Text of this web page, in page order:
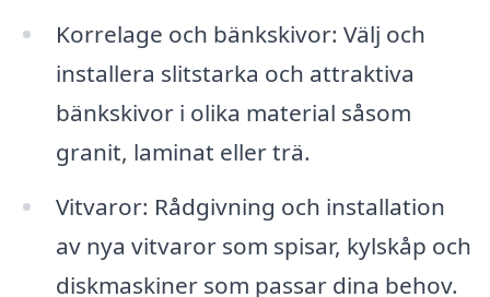
Korrelage och bänkskivor: Välj och
installera slitstarka och attraktiva
bänkskivor i olika material såsom
granit, laminat eller trä.
Vitvaror: Rådgivning och installation
av nya vitvaror som spisar, kylskåp och
diskmaskiner som passar dina behov.